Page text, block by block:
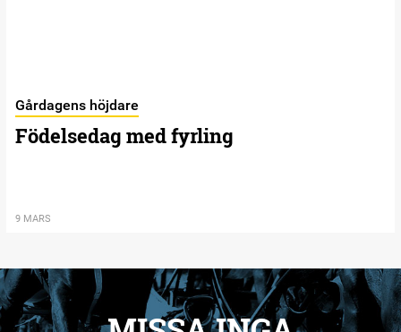
Gårdagens höjdare
Födelsedag med fyrling
9 MARS